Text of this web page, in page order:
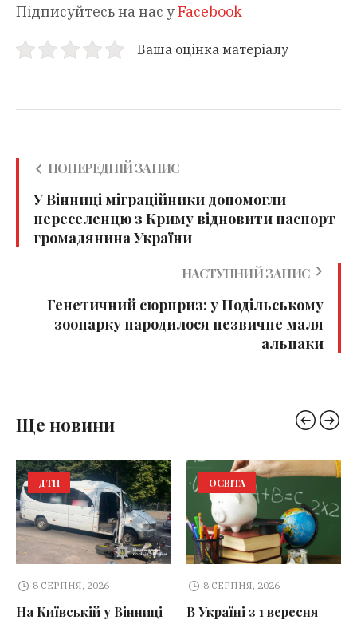
Підписуйтесь на нас уFacebook
Ваша оцінка матеріалу
ПОПЕРЕДНІЙ ЗАПИС
У Вінниці міграційники допомогли
переселенцю з Криму відновити паспорт
громадянина України
НАСТУПНИЙ ЗАПИС
Генетичний сюрприз: у Подільському
зоопарку народилося незвичне маля
альпаки
Ще новини
ДТП
8 СЕРПНЯ, 2026
На Київській у Вінниці
ОСВІТА
8 СЕРПНЯ, 2026
В Україні з 1 вересня